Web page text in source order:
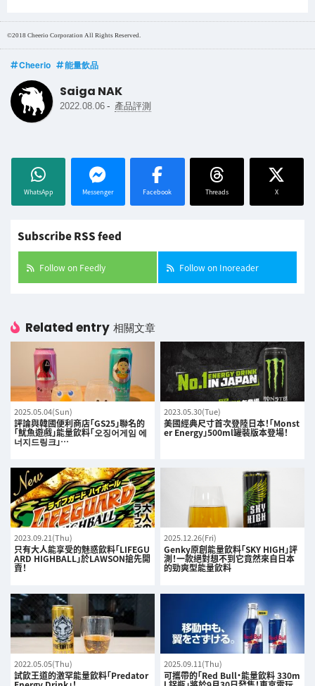
©2018 Cheerio Corporation All Rights Reserved.
Cheerio 能量飲品
Saiga NAK
2022.08.06 - 產品評測
WhatsApp Messenger Facebook Threads X
Subscribe RSS feed
Follow on Feedly Follow on Inoreader
Related entry 相關文章
2025.05.04(Sun)
評論與韓國便利商店「GS25」聯名的
「魷魚遊戲」能量飲料「오징어게임 에
너지드링크」…
2023.05.30(Tue)
美國經典尺寸首次登陸日本！「Monst
er Energy」500ml罐裝版本登場！
2023.09.21(Thu)
只有大人能享受的魅惑飲料「LIFEGU
ARD HIGHBALL」於LAWSON搶先開
賣！
2025.12.26(Fri)
Genky原創能量飲料「SKY HIGH」評
測！一款絕對想不到它竟然來自日本
的勁爽型能量飲料
2022.05.05(Thu)
試飲王道的激罕能量飲料「Predator
2025.09.11(Thu)
可攜帶的「Red Bull・能量飲料 330m